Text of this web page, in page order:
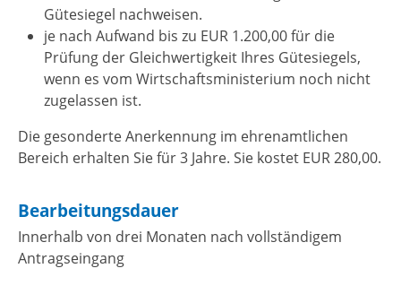
Gütesiegel nachweisen.
je nach Aufwand bis zu EUR 1.200,00 für die
Prüfung der Gleichwertigkeit Ihres Gütesiegels,
wenn es vom Wirtschaftsministerium noch nicht
zugelassen ist.
Die gesonderte Anerkennung im ehrenamtlichen
Bereich erhalten Sie für 3 Jahre. Sie kostet EUR 280,00.
Bearbeitungsdauer
Innerhalb von drei Monaten nach vollständigem
Antragseingang